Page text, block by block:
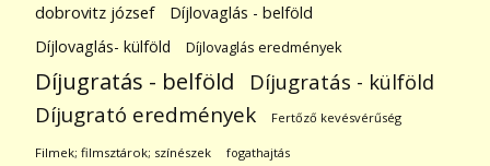
dobrovitz józsef
Díjlovaglás - belföld
Díjlovaglás- külföld
Díjlovaglás eredmények
Díjugratás - belföld Díjugratás - külföld
Díjugrató eredmények Fertőző kevésvérűség
Filmek; filmsztárok; színészek fogathajtás